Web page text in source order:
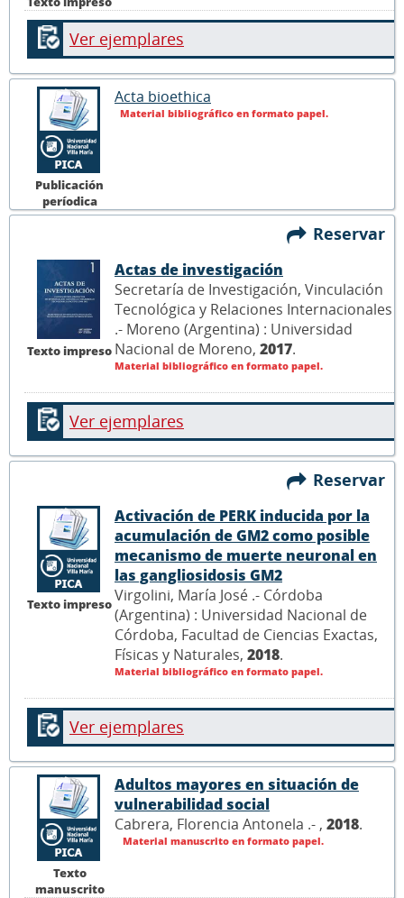
Ver ejemplares
Publicación
períodica
Acta bioethica
Material bibliográfico en formato papel.
Reservar
Texto impreso
Actas de investigación
Secretaría de Investigación, Vinculación
Tecnológica y Relaciones Internacionales
.- Moreno (Argentina) : Universidad
Nacional de Moreno, 2017.
Material bibliográfico en formato papel.
Ver ejemplares
Reservar
Texto impreso
Activación de PERK inducida por la
acumulación de GM2 como posible
mecanismo de muerte neuronal en
las gangliosidosis GM2
Virgolini, María José .- Córdoba
(Argentina) : Universidad Nacional de
Córdoba, Facultad de Ciencias Exactas,
Físicas y Naturales, 2018.
Material bibliográfico en formato papel.
Ver ejemplares
Texto
manuscrito
Adultos mayores en situación de
vulnerabilidad social
Cabrera, Florencia Antonela .- , 2018.
Material manuscrito en formato papel.